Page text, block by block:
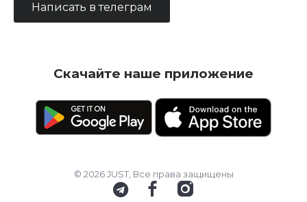
Написать в телеграм
Скачайте наше приложение
© 2026 JUST, Все права защищены